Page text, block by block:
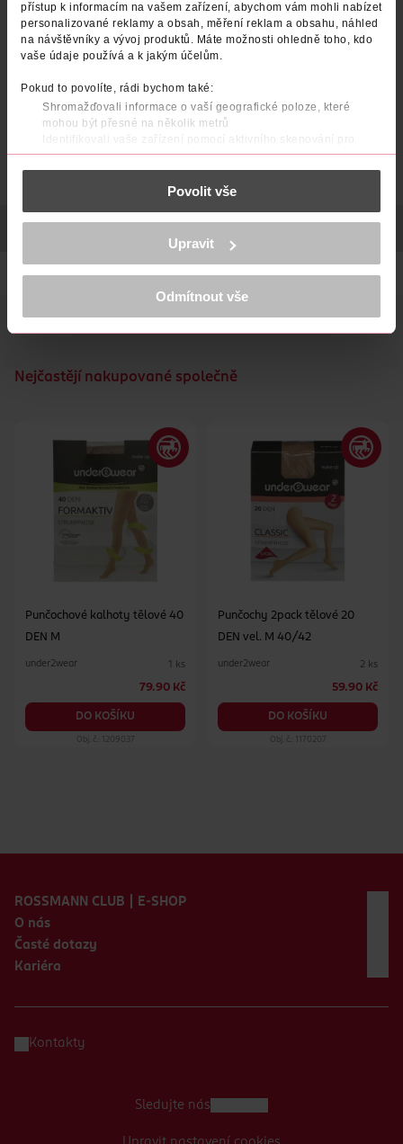
přístup k informacím na vašem zařízení, abychom vám mohli nabízet
personalizované reklamy a obsah, měření reklam a obsahu, náhled
na návštěvníky a vývoj produktů. Máte možnosti ohledně toho, kdo
vaše údaje používá a k jakým účelům.
Pokud to povolíte, rádi bychom také:
Shromažďovali informace o vaší geografické poloze, které
mohou být přesné na několik metrů
Identifikovali vaše zařízení pomocí aktivního skenování pro
konkrétní charakteristiky (otisk prstu)
Zjistěte více o tom, jak zpracováváme vaše osobní údaje, a nastavte
části s podrobnostmi . Svůj souhlas můžete kdykoliv
K provozu stránek, personalizaci obsahu a reklam, funkcí sociálních
médií, analýze návštěvnosti, které mohou nést osobní údaje.
Více najdete vprohlášení o ochraně osobních údajů.
Děkujeme za pochopení. >více o cookies<
Povolit vše
Upravit
Odmítnout vše
35/38
under2wear 1 ks
59.90 Kč
DO KOŠÍKU
modré 35/38
under2wear 1 ks
Obj. č.: 1287998
Podkolenky s viskózou z bambusové buničiny
Nejčastějí nakupované společně
Punčochové kalhoty tělové 40
DEN M
under2wear 1 ks
79.90 Kč
DO KOŠÍKU
Obj. č.: 1209037
Punčochy 2pack tělové 20
DEN vel. M 40/42
under2wear 2 ks
59.90 Kč
DO KOŠÍKU
Obj. č.: 1170207
ROSSMANN CLUB | E-SHOP
O nás
Časté dotazy
Kariéra
Kontakty
Sledujte nás